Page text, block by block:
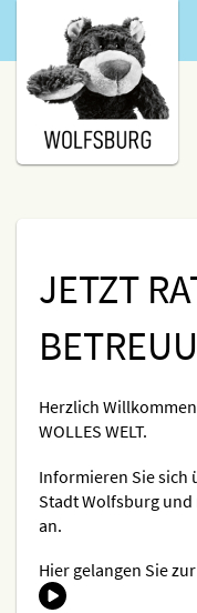
JETZT
Herzlich
WOLLES WELT.
Informieren Sie sich
Stadt Wolfsburg
an.
Hier gelangen Sie